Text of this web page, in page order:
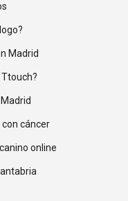
Madrid
cáncer
online